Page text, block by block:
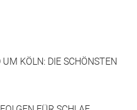
KÖLN: DIE SCHÖNSTEN